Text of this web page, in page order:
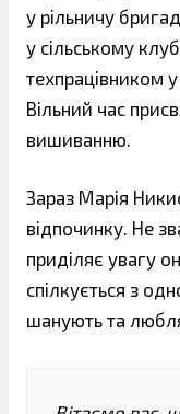
у рільничу
у сільському
техпрацівником
Вільний час
вишиванню.
Зараз Марія
відпочинку. Не
приділяє увагу
спілкується з
шанують та